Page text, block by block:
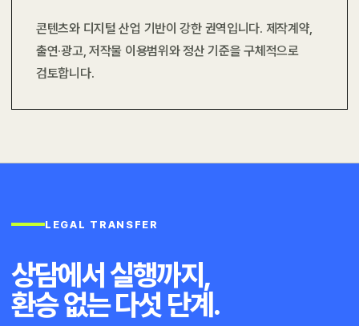
콘텐츠와 디지털 산업 기반이 강한 권역입니다. 제작계약,
출연·광고, 저작물 이용범위와 정산 기준을 구체적으로
검토합니다.
LEGAL TRANSFER
상담에서 실행까지,
환승 없는 다섯 단계.